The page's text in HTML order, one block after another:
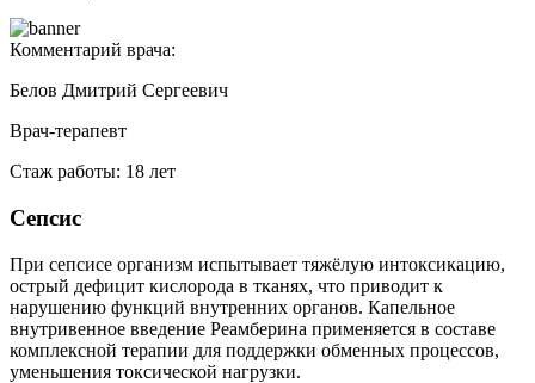
Комментарий врача:
Белов Дмитрий Сергеевич
Врач-терапевт
Стаж работы: 18 лет
Сепсис
При сепсисе организм испытывает тяжёлую интоксикацию,
острый дефицит кислорода в тканях, что приводит к
нарушению функций внутренних органов. Капельное
внутривенное введение Реамберина применяется в составе
комплексной терапии для поддержки обменных процессов,
уменьшения токсической нагрузки.